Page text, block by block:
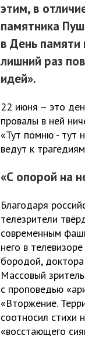
этим, в
памятника
в День памяти
лишний раз
идей».
22 июня – это
провалы в ней
«Тут помню - тут
ведут к
«С опорой на
Благодаря
телезрители
современным
него в
бородой,
Массовый
с проповедью
«Вторжение.
соотносил стихи
«восстающего